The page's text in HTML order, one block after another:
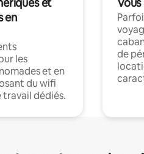
en
les
et en
du wifi
travail dédiés.
de